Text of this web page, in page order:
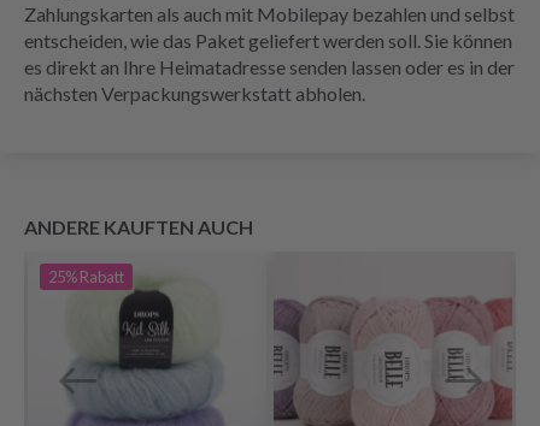
Zahlungskarten als auch mit Mobilepay bezahlen und selbst
entscheiden, wie das Paket geliefert werden soll. Sie können
es direkt an Ihre Heimatadresse senden lassen oder es in der
nächsten Verpackungswerkstatt abholen.
ANDERE KAUFTEN AUCH
25%Rabatt